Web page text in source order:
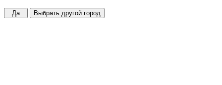
Да Выбрать другой город